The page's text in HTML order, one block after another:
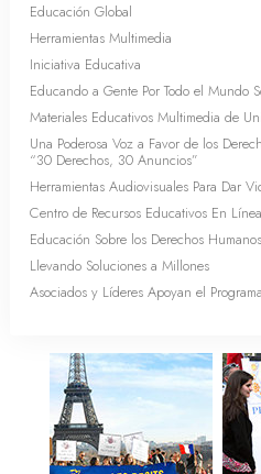
Educación Global
Herramientas Multimedia
Iniciativa Educativa
Educando a Gente Por Todo el Mundo
Materiales Educativos Multimedia de
Una Poderosa Voz a Favor de los
“30 Derechos, 30 Anuncios”
Herramientas Audiovisuales Para Dar
Centro de Recursos Educativos En
Educación Sobre los Derechos
Llevando Soluciones a Millones
Asociados y Líderes Apoyan el Programa